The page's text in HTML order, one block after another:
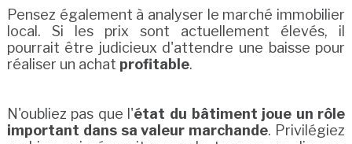
Pensez également à analyser le marché immobilier
local. Si les prix sont actuellement élevés, il
pourrait être judicieux d'attendre une baisse pour
réaliser un achat profitable.
N'oubliez pas que l'état du bâtiment joue un rôle
important dans sa valeur marchande. Privilégiez